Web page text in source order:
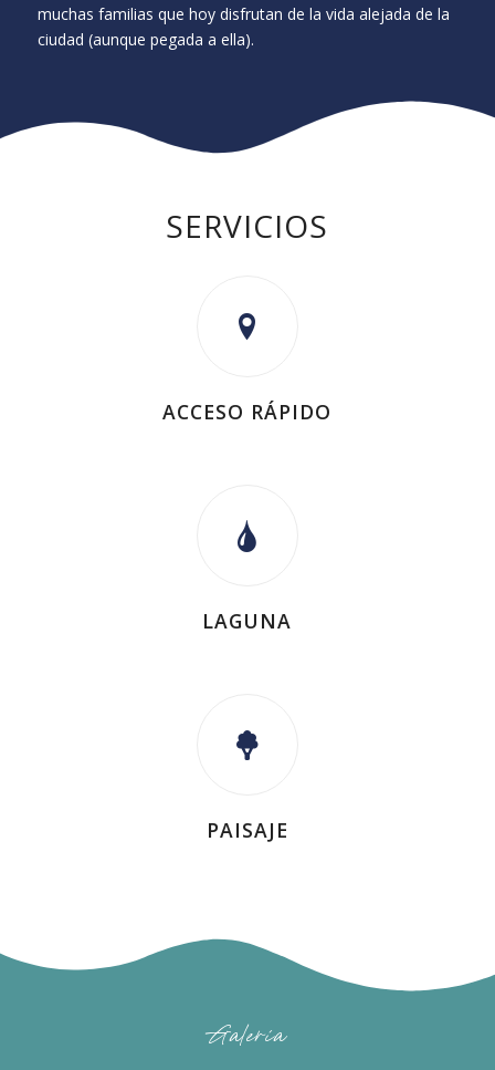
muchas familias que hoy disfrutan de la vida alejada de la
ciudad (aunque pegada a ella).
SERVICIOS
ACCESO RÁPIDO
LAGUNA
PAISAJE
Galería